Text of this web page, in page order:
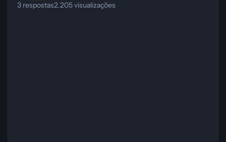
3 respostas2.205visualizações